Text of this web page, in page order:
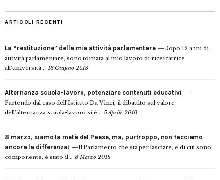
ARTICOLI RECENTI
La “restituzione” della mia attività parlamentare
Dopo 12 anni di
attività parlamentare, sono tornata al mio lavoro di ricercatrice
all’università... 18 Giugno 2018
Alternanza scuola-lavoro, potenziare contenuti educativi
Partendo dal caso dell’Istituto Da Vinci, il dibattito sul valore
dell’alternanza scuola-lavoro si è... 5 Aprile 2018
8 marzo, siamo la metà del Paese, ma, purtroppo, non facciamo
ancora la differenza!
Il Parlamento che sta per lasciare, e di cui sono
componente, è stato il... 8 Marzo 2018